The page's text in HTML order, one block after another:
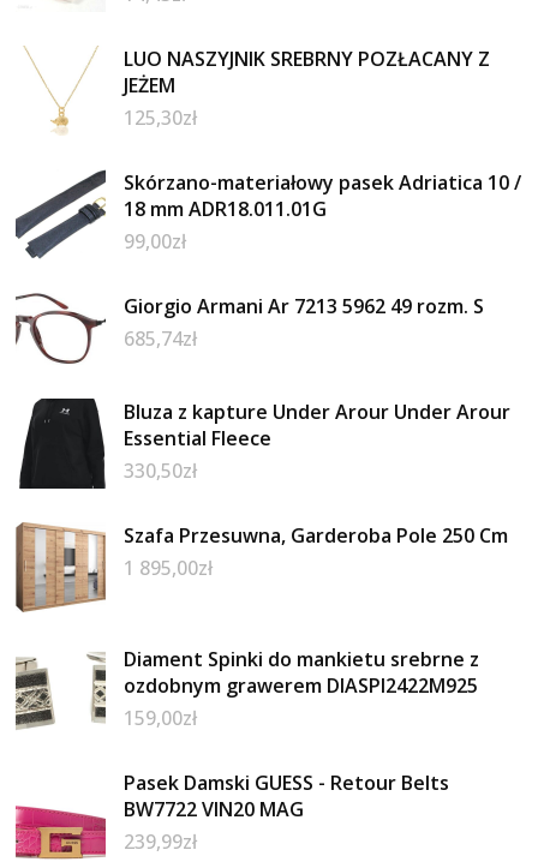
LUO NASZYJNIK SREBRNY POZŁACANY Z
JEŻEM
125,30zł
Skórzano-materiałowy pasek Adriatica 10 /
18 mm ADR18.011.01G
99,00zł
Giorgio Armani Ar 7213 5962 49 rozm. S
685,74zł
Bluza z kapture Under Arour Under Arour
Essential Fleece
330,50zł
Szafa Przesuwna, Garderoba Pole 250 Cm
1 895,00zł
Diament Spinki do mankietu srebrne z
ozdobnym grawerem DIASPI2422M925
159,00zł
Pasek Damski GUESS - Retour Belts
BW7722 VIN20 MAG
239,99zł